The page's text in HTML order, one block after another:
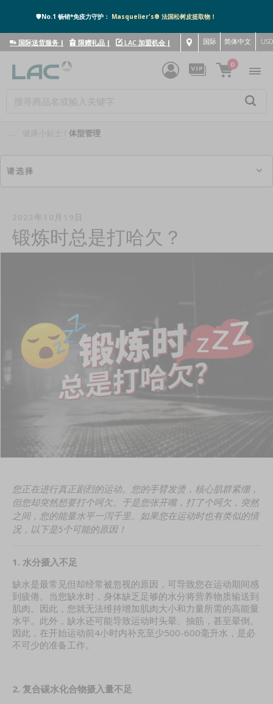
🛡️No.1 畅销*免疫力守护： Masquelier's® 法国松树皮提取物！
国际送货服务 | 限赠礼品 | LAC 加盟机会 | 国际 简体中文 USD
0
体型管理
请选择
锻炼时总是打哈欠？
您正在进行真正剧烈的运动。您的手臂发烫，核心肌群紧绷，
但您却突然想要打个呵欠。于是您张开嘴，打了个呵欠，突然
之间，您的能量水平一泻千里。如果您在运动时也有类似的情
况，以下是5个可能的原因！
1. 水分摄入不足
缺水是最常见但却经常被忽视的原因，可导致您在运动期间感
到疲倦。当您缺水时，身体缺乏足够的水分将营养物质输送到
肌肉。因此，您就无法维持增加肌肉大小和力量所需的高能量
水平。此外，缺水还可能导致运动时头晕、抽筋，甚至晕倒。
因此，在开始运动前4小时内补充至少500-600毫升水，是必
不可少的准备工作。
2. 复合碳水化合物摄入量不足